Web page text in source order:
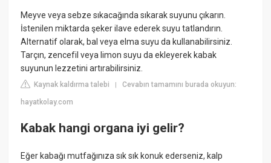
Meyve veya sebze sıkacağında sıkarak suyunu çıkarın.
İstenilen miktarda şeker ilave ederek suyu tatlandırın.
Alternatif olarak, bal veya elma suyu da kullanabilirsiniz.
Tarçın, zencefil veya limon suyu da ekleyerek kabak
suyunun lezzetini artırabilirsiniz.
Kaynak kaldırma talebi |Cevabın tamamını burada okuyun:
hayatkolay.com
Kabak hangi organa iyi gelir?
Eğer kabağı mutfağınıza sık sık konuk ederseniz, kalp